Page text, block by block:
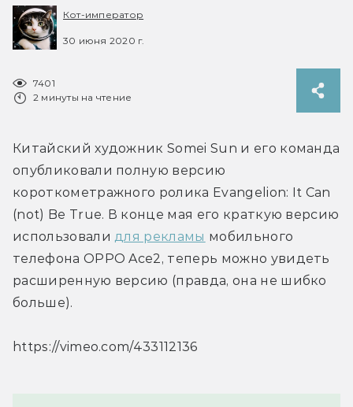
Кот-император
30 июня 2020 г.
7401
2 минуты на чтение
Китайский художник Somei Sun и его команда
опубликовали полную версию
короткометражного ролика Evangelion: It Can
(not) Be True. В конце мая его краткую версию
использовали для рекламы мобильного
телефона OPPO Ace2, теперь можно увидеть
расширенную версию (правда, она не шибко
больше).
https://vimeo.com/433112136